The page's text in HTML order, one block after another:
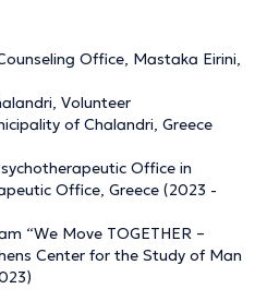
Office, Mastaka Eirini,
Volunteer
of Chalandri, Greece
Office in
Office, Greece (2023 -
“We Move TOGETHER –
Center for the Study of Man